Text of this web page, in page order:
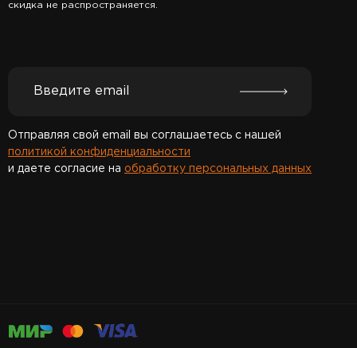
скидка не распространяется.
Отправляя свой email вы соглашаетесь с нашей
политикой конфиденциальности
и даете согласие на обработку персональных данных